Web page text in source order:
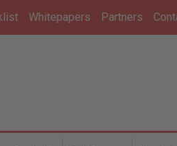
Whitepapers Partners